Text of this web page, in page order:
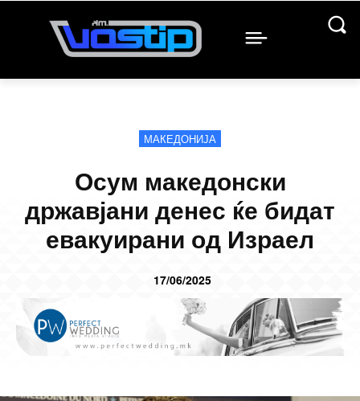
МАКЕДОНИЈА
Осум македонски
државјани денес ќе бидат
евакуирани од Израел
17/06/2025